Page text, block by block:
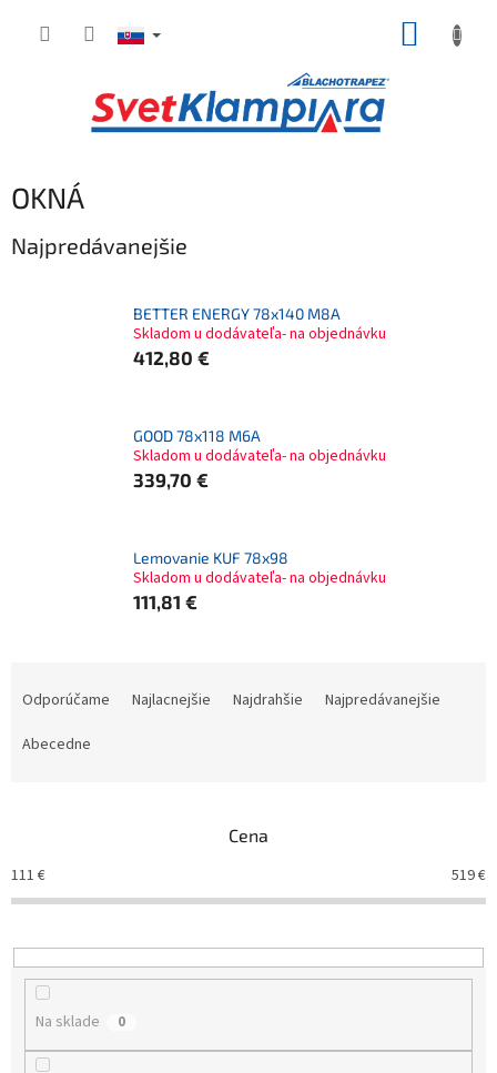
OKNÁ
Najpredávanejšie
BETTER ENERGY 78x140 M8A
Skladom u dodávateľa- na objednávku
412,80 €
GOOD 78x118 M6A
Skladom u dodávateľa- na objednávku
339,70 €
Lemovanie KUF 78x98
Skladom u dodávateľa- na objednávku
111,81 €
r
o
u
k
Odporúčame Najlacnejšie Najdrahšie
Najpredávanejšie
Abecedne
Cena
111 € 519€
Na sklade 0